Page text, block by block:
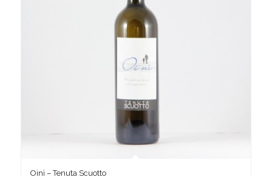
Oinì – Tenuta Scuotto